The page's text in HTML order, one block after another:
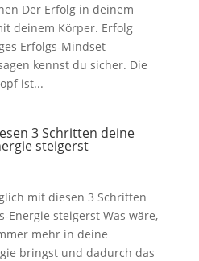
Der Erfolg in deinem
deinem Körper. Erfolg
Erfolgs-Mindset
kennst du sicher. Die
ist...
3 Schritten deine
steigerst
mit diesen 3 Schritten
Energie steigerst Was wäre,
mehr in deine
bringst und dadurch das